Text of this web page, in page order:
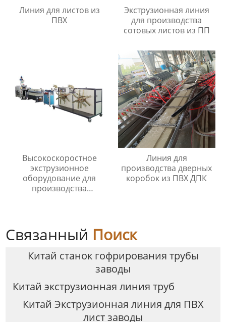
Линия для листов из
ПВХ
Экструзионная линия
для производства
сотовых листов из ПП
Высокоскоростное
экструзионное
оборудование для
производства
Линия для
производства дверных
коробок из ПВХ ДПК
Связанный Поиск
Китай станок гофрирования трубы
заводы
Китай экструзионная линия труб
Китай Экструзионная линия для ПВХ
лист заводы